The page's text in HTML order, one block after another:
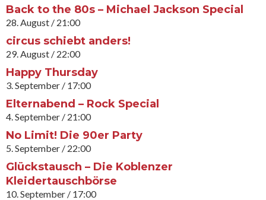
Back to the 80s – Michael Jackson Special
28. August / 21:00
circus schiebt anders!
29. August / 22:00
Happy Thursday
3. September / 17:00
Elternabend – Rock Special
4. September / 21:00
No Limit! Die 90er Party
5. September / 22:00
Glückstausch – Die Koblenzer
Kleidertauschbörse
10. September / 17:00